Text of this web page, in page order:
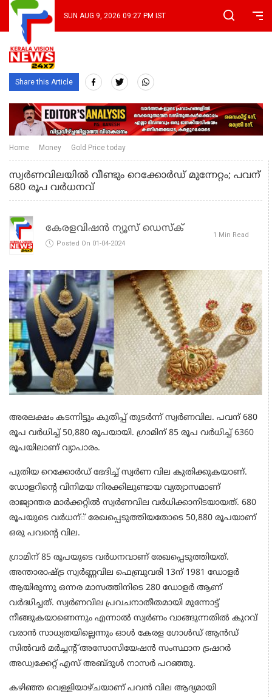
SUN AUG 9, 2026 09:27 PM IST
Share this Article
Home Money Gold Price today
സ്വര്‍ണവിലയില്‍ വീണ്ടും റെക്കോര്‍ഡ് മുന്നേറ്റം; പവന്
680 രൂപ വർധനവ്
കേരളവിഷൻ ന്യൂസ് ഡെസ്‌ക്
Posted On 01-04-2024
1 Min Read
അരലക്ഷം കടന്നിട്ടും കുതിപ്പ് തുടര്‍ന്ന് സ്വര്‍ണവില. പവന് 680
രൂപ വര്‍ധിച്ച് 50,880 രൂപയായി. ഗ്രാമിന് 85 രൂപ വര്‍ധിച്ച് 6360
രൂപയിലാണ് വ്യാപാരം.
പുതിയ റെക്കോര്‍ഡ് ഭേദിച്ച് സ്വര്‍ണ വില കുതിക്കുകയാണ്.
ഡോളറിന്റെ വിനിമയ നിരക്കിലുണ്ടായ വ്യത്യാസമാണ്
രാജ്യാന്തര മാര്‍ക്കറ്റില്‍ സ്വര്‍ണവില വര്‍ധിക്കാനിടയായത്. 680
രൂപയുടെ വര്‍ധന്് രേഖപ്പെടുത്തിയതോടെ 50,880 രൂപയാണ്
ഒരു പവന്റെ വില.
ഗ്രാമിന് 85 രൂപയുടെ വര്‍ധനവാണ് രേഖപ്പെടുത്തിയത്.
അന്താരാഷ്ട്ര സ്വര്‍ണ്ണവില ഫെബ്രുവരി 13ന് 1981 ഡോളര്‍
ആയിരുന്നു ഒന്നര മാസത്തിനിടെ 280 ഡോളര്‍ ആണ്
വര്‍ദ്ധിച്ചത്. സ്വര്‍ണവില പ്രവചനാതീതമായി മുന്നോട്ട്
നീങ്ങുകയാണെന്നും എന്നാല്‍ സ്വര്‍ണം വാങ്ങുന്നതില്‍ കുറവ്
വരാന്‍ സാധ്യതയില്ലെന്നും ഓള്‍ കേരള ഗോള്‍ഡ് ആന്‍ഡ്
സില്‍വര്‍ മര്‍ച്ചന്റ് അസോസിയേഷന്‍ സംസ്ഥാന ട്രഷറര്‍
അഡ്വക്കേറ്റ് എസ് അബ്ദുള്‍ നാസര്‍ പറഞ്ഞു.
കഴിഞ്ഞ വെള്ളിയാഴ്ചയാണ് പവന്‍ വില ആദ്യമായി